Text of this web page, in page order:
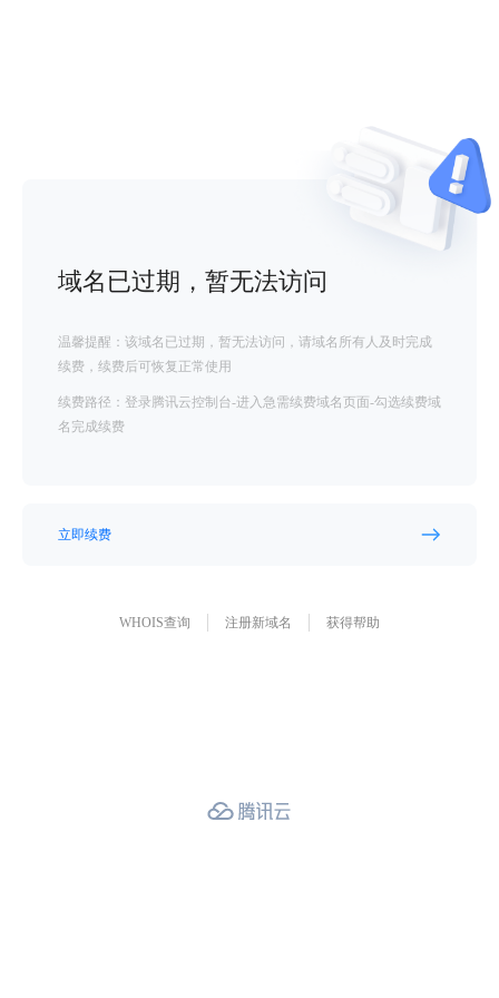
域名已过期，暂无法访问
温馨提醒：该域名已过期，暂无法访问，请域名所有人及时完成
续费，续费后可恢复正常使用
续费路径：登录腾讯云控制台-进入急需续费域名页面-勾选续费域
名完成续费
立即续费
WHOIS查询 注册新域名 获得帮助